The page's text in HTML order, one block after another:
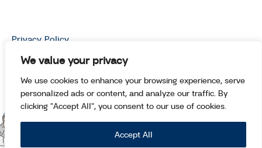
We value your privacy
We use cookies to enhance your browsing experience, serve
personalized ads or content, and analyze our traffic. By
clicking "Accept All", you consent to our use of cookies.
Accept All
© Copyright 2026 Manoottangwai All Rights Reserved.
Privacy Policy